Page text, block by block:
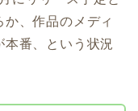
、作品のメディ
番、という状況